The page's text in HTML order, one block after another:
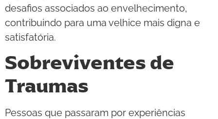
desafios associados ao envelhecimento,
contribuindo para uma velhice mais digna e
satisfatória.
Sobreviventes de
Traumas
Pessoas que passaram por experiências